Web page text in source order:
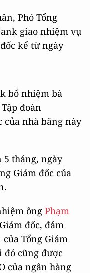
Phó Tổng
giao nhiệm vụ
kể từ ngày
bổ nhiệm bà
Tập đoàn
của nhà băng này
5 tháng, ngày
Giám đốc của
ông Phạm
đốc, đảm
Tổng Giám
đó cũng được
của ngân hàng